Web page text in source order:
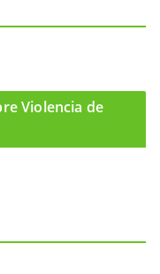
Violencia de